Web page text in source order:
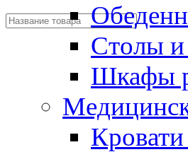
Столы
Шкафы